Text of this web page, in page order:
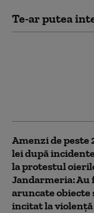
Te-ar putea
Amenzi de peste
lei după
la protestul
Jandarmeria: Au
aruncate obiecte
incitat la violență